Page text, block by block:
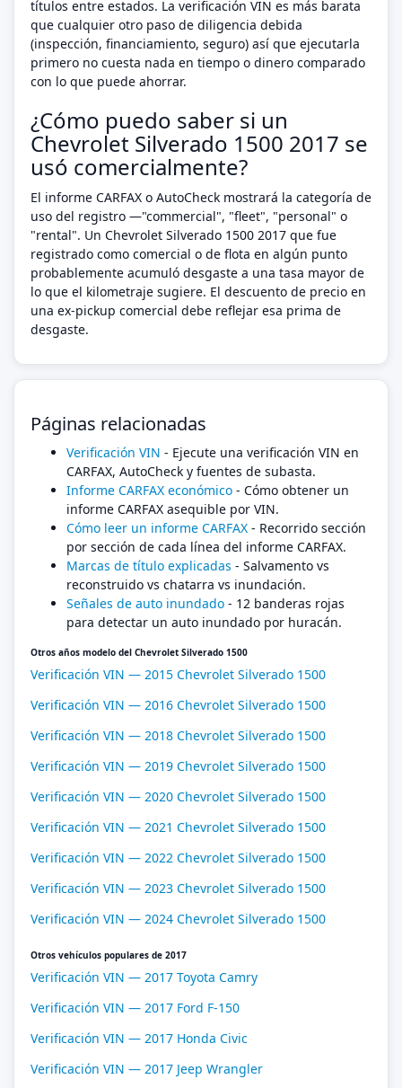
títulos entre estados. La verificación VIN es más barata
que cualquier otro paso de diligencia debida
(inspección, financiamiento, seguro) así que ejecutarla
primero no cuesta nada en tiempo o dinero comparado
con lo que puede ahorrar.
¿Cómo puedo saber si un
Chevrolet Silverado 1500 2017 se
usó comercialmente?
El informe CARFAX o AutoCheck mostrará la categoría de
uso del registro —"commercial", "fleet", "personal" o
"rental". Un Chevrolet Silverado 1500 2017 que fue
registrado como comercial o de flota en algún punto
probablemente acumuló desgaste a una tasa mayor de
lo que el kilometraje sugiere. El descuento de precio en
una ex-pickup comercial debe reflejar esa prima de
desgaste.
Páginas relacionadas
Verificación VIN - Ejecute una verificación VIN en
CARFAX, AutoCheck y fuentes de subasta.
Informe CARFAX económico - Cómo obtener un
informe CARFAX asequible por VIN.
Cómo leer un informe CARFAX - Recorrido sección
por sección de cada línea del informe CARFAX.
Marcas de título explicadas - Salvamento vs
reconstruido vs chatarra vs inundación.
Señales de auto inundado - 12 banderas rojas
para detectar un auto inundado por huracán.
Otros años modelo del Chevrolet Silverado 1500
Verificación VIN — 2015 Chevrolet Silverado 1500
Verificación VIN — 2016 Chevrolet Silverado 1500
Verificación VIN — 2018 Chevrolet Silverado 1500
Verificación VIN — 2019 Chevrolet Silverado 1500
Verificación VIN — 2020 Chevrolet Silverado 1500
Verificación VIN — 2021 Chevrolet Silverado 1500
Verificación VIN — 2022 Chevrolet Silverado 1500
Verificación VIN — 2023 Chevrolet Silverado 1500
Verificación VIN — 2024 Chevrolet Silverado 1500
Otros vehículos populares de 2017
Verificación VIN — 2017 Toyota Camry
Verificación VIN — 2017 Ford F-150
Verificación VIN — 2017 Honda Civic
Verificación VIN — 2017 Jeep Wrangler